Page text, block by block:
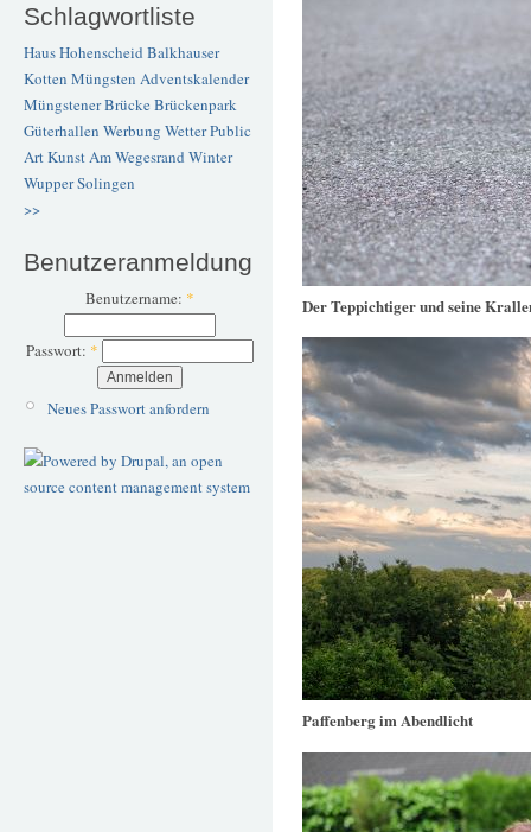
Schlagwortliste
Haus Hohenscheid Balkhauser
Kotten Müngsten Adventskalender
Müngstener BrückeBrückenpark
Güterhallen Werbung WetterPublic
ArtKunstAm Wegesrand Winter
WupperSolingen
>>
Benutzeranmeldung
Benutzername: *
Passwort: *
Neues Passwort anfordern
Der Teppichtiger und seine
Paffenberg im Abendlicht